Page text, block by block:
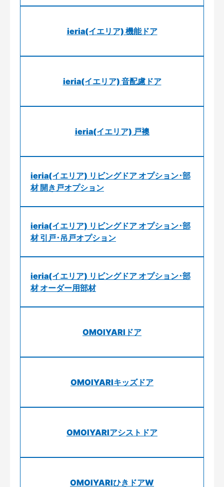
ieria(イエリア) 機能ドア
ieria(イエリア) 音配慮ドア
ieria(イエリア) 戸襖
ieria(イエリア) リビングドア オプション･部
材 開き戸オプション
ieria(イエリア) リビングドア オプション･部
材 引戸･吊戸オプション
ieria(イエリア) リビングドア オプション･部
材 オーダー用部材
OMOIYARIドア
OMOIYARIキッズドア
OMOIYARIアシストドア
OMOIYARIひきドアW